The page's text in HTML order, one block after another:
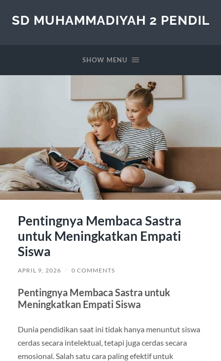
SD MUHAMMADIYAH 2 PENDIL
SHOW MENU
Pentingnya Membaca Sastra
untuk Meningkatkan Empati
Siswa
APRIL 9, 2026 / 0 COMMENTS
Pentingnya Membaca Sastra untuk
Meningkatkan Empati Siswa
Dunia pendidikan saat ini tidak hanya menuntut siswa
cerdas secara intelektual, tetapi juga cerdas secara
emosional. Salah satu cara paling efektif untuk